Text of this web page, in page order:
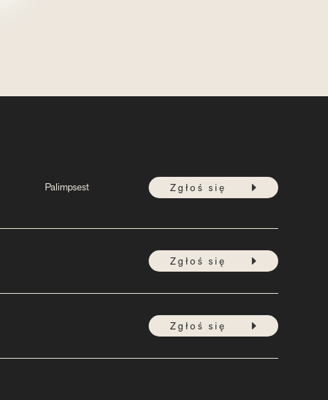
Palimpsest
Zgłoś się
Zgłoś się
Zgłoś się